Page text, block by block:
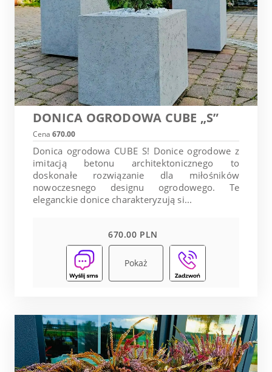
DONICA OGRODOWA CUBE „S”
Cena 670.00
Donica ogrodowa CUBE S! Donice ogrodowe z
imitacją betonu architektonicznego to
doskonałe rozwiązanie dla miłośników
nowoczesnego designu ogrodowego. Te
eleganckie donice charakteryzują si...
670.00 PLN
Pokaż